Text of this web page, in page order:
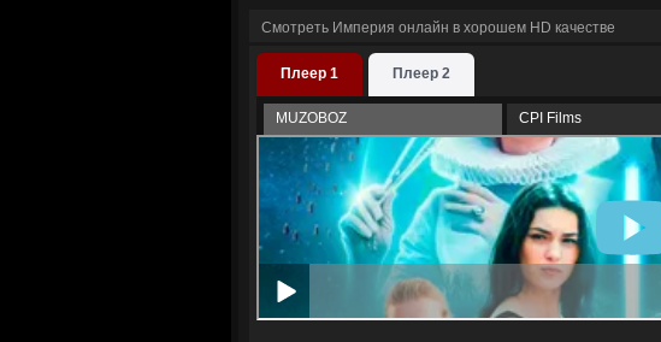
Смотреть Империя онлайн в хорошем HD качестве
Плеер 1 Плеер 2
MUZOBOZ CPI Films